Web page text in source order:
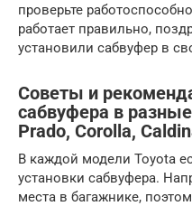
проверьте
работает правильно,
установили сабвуфер в
Советы и
сабвуфера в
Prado, Corolla,
В каждой модели Toyota
установки сабвуфера.
места в багажнике,